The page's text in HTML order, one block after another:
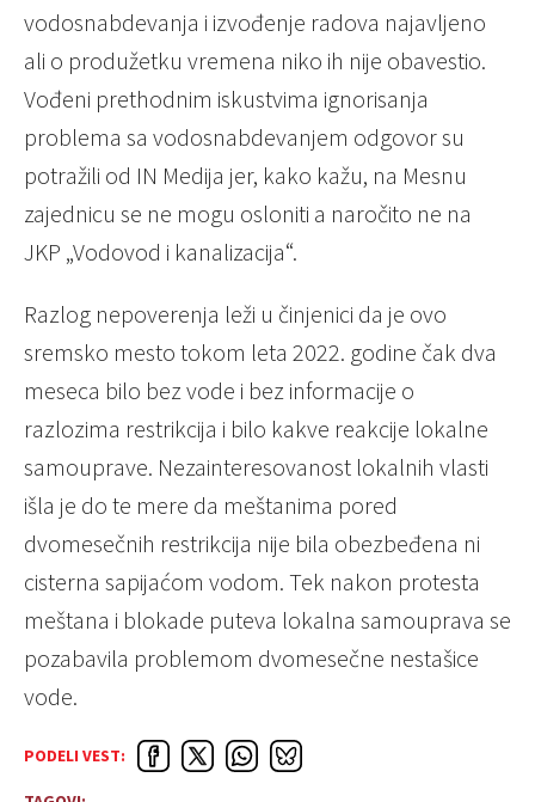
vodosnabdevanja i izvođenje radova najavljeno
ali o produžetku vremena niko ih nije obavestio.
Vođeni prethodnim iskustvima ignorisanja
problema sa vodosnabdevanjem odgovor su
potražili od IN Medija jer, kako kažu, na Mesnu
zajednicu se ne mogu osloniti a naročito ne na
JKP „Vodovod i kanalizacija“.
Razlog nepoverenja leži u činjenici da je ovo
sremsko mesto tokom leta 2022. godine čak dva
meseca bilo bez vode i bez informacije o
razlozima restrikcija i bilo kakve reakcije lokalne
samouprave. Nezainteresovanost lokalnih vlasti
išla je do te mere da meštanima pored
dvomesečnih restrikcija nije bila obezbeđena ni
cisterna sapijaćom vodom. Tek nakon protesta
meštana i blokade puteva lokalna samouprava se
pozabavila problemom dvomesečne nestašice
vode.
PODELI VEST: